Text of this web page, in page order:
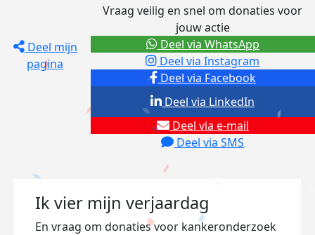
Deel mijn
pagina
Vraag veilig en snel om donaties voor
jouw actie
Deel via Facebook
Deel via Instagram
Deel via e-mail
Deel via SMS
Deel via LinkedIn
Deel via WhatsApp
Ik vier mijn verjaardag
En vraag om donaties voor kankeronderzoek